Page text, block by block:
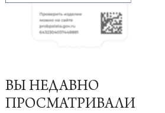
ВЫ НЕДАВНО
ПРОСМАТРИВАЛИ